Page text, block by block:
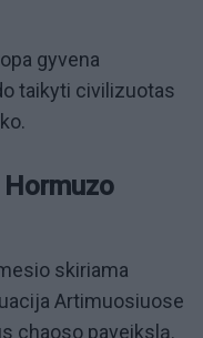
gyvena
taikyti civilizuotas
skiriama
Artimuosiuose
chaoso paveikslą.